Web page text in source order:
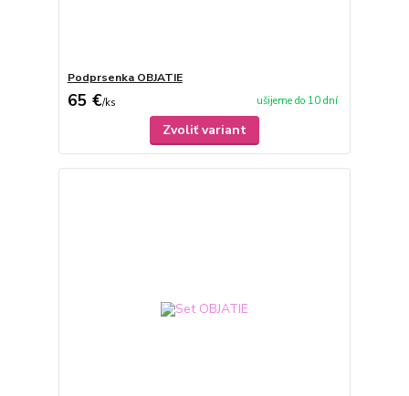
Podprsenka OBJATIE
65 €/ks ušijeme do 10 dní
Zvoliť variant